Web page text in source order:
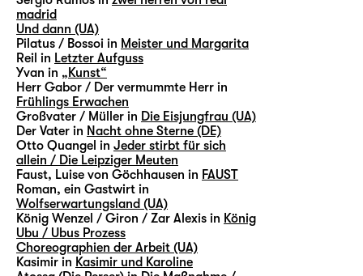
madrid
Und dann (UA)
Pilatus / Bossoi in Meister und Margarita
Reil in Letzter Aufguss
Yvan in „Kunst“
Herr Gabor / Der vermummte Herr in
Frühlings Erwachen
Großvater / Müller in Die Eisjungfrau (UA)
Der Vater in Nacht ohne Sterne (DE)
Otto Quangel in Jeder stirbt für sich
allein / Die Leipziger Meuten
Faust, Luise von Göchhausen in FAUST
Roman, ein Gastwirt in
Wolfserwartungsland (UA)
König Wenzel / Giron / Zar Alexis in König
Ubu / Ubus Prozess
Choreographien der Arbeit (UA)
Kasimir in Kasimir und Karoline